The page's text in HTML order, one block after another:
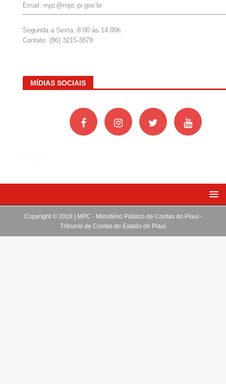
Email: mpc@mpc.pi.gov.br
Segunda a Sexta, 8:00 às 14:00h
Contato: (86) 3215-3878
MÍDIAS SOCIAIS
Copyright © 2018 | MPC - Ministério Público de Contas do Piauí -
Tribunal de Contas do Estado do Piauí